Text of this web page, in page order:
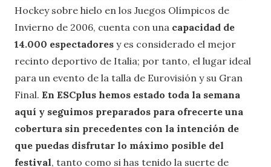
Hockey sobre hielo en los Juegos Olímpicos de
Invierno de 2006, cuenta con una capacidad de
14.000 espectadores y es considerado el mejor
recinto deportivo de Italia; por tanto, el lugar ideal
para un evento de la talla de Eurovisión y su Gran
Final. En ESCplus hemos estado toda la semana
aquí y seguimos preparados para ofrecerte una
cobertura sin precedentes con la intención de
que puedas disfrutar lo máximo posible del
festival, tanto como si has tenido la suerte de